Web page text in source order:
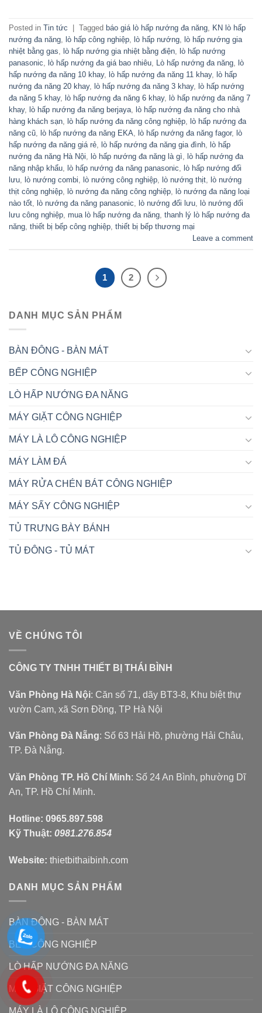
Posted in Tin tức Tagged báo giá lò hấp nướng đa năng, KN lò hấp
nướng đa năng, lò hấp công nghiệp, lò hấp nướng, lò hấp nướng gia
nhiệt bằng gas, lò hấp nướng gia nhiệt bằng điện, lò hấp nướng
panasonic, lò hấp nướng đa giá bao nhiêu, Lò hấp nướng đa năng, lò
hấp nướng đa năng 10 khay, lò hấp nướng đa năng 11 khay, lò hấp
nướng đa năng 20 khay, lò hấp nướng đa năng 3 khay, lò hấp nướng
đa năng 5 khay, lò hấp nướng đa năng 6 khay, lò hấp nướng đa năng 7
khay, lò hấp nướng đa năng berjaya, lò hấp nướng đa năng cho nhà
hàng khách sạn, lò hấp nướng đa năng công nghiệp, lò hấp nướng đa
năng cũ, lò hấp nướng đa năng EKA, lò hấp nướng đa năng fagor, lò
hấp nướng đa năng giá rẻ, lò hấp nướng đa năng gia đình, lò hấp
nướng đa năng Hà Nội, lò hấp nướng đa năng là gì, lò hấp nướng đa
năng nhập khẩu, lò hấp nướng đa năng panasonic, lò hấp nướng đối
lưu, lò nướng combi, lò nướng công nghiệp, lò nướng thịt, lò nướng
thịt công nghiệp, lò nướng đa năng công nghiệp, lò nướng đa năng loại
nào tốt, lò nướng đa năng panasonic, lò nướng đối lưu, lò nướng đối
lưu công nghiệp, mua lò hấp nướng đa năng, thanh lý lò hấp nướng đa
năng, thiết bị bếp công nghiệp, thiết bị bếp thương mại
Leave a comment
1 2
DANH MỤC SẢN PHẨM
BÀN ĐÔNG - BÀN MÁT
BẾP CÔNG NGHIỆP
LÒ HẤP NƯỚNG ĐA NĂNG
MÁY GIẶT CÔNG NGHIỆP
MÁY LÀ LÔ CÔNG NGHIỆP
MÁY LÀM ĐÁ
MÁY RỬA CHÉN BÁT CÔNG NGHIỆP
MÁY SẤY CÔNG NGHIỆP
TỦ TRƯNG BÀY BÁNH
TỦ ĐÔNG - TỦ MÁT
VỀ CHÚNG TÔI
CÔNG TY TNHH THIẾT BỊ THÁI BÌNH
Văn Phòng Hà Nội: Căn số 71, dãy BT3-8, Khu biệt thự
vườn Cam, xã Sơn Đồng, TP Hà Nội
Văn Phòng Đà Nẵng: Số 63 Hải Hồ, phường Hải Châu,
TP. Đà Nẵng.
Văn Phòng TP. Hồ Chí Minh: Số 24 An Bình, phường Dĩ
An, TP. Hồ Chí Minh.
Hotline: 0965.897.598
Kỹ Thuật: 0981.276.854
Website: thietbithaibinh.com
DANH MỤC SẢN PHẨM
BÀN ĐÔNG - BÀN MÁT
BẾP CÔNG NGHIỆP
LÒ HẤP NƯỚNG ĐA NĂNG
MÁY GIẶT CÔNG NGHIỆP
MÁY LÀ LÔ CÔNG NGHIỆP